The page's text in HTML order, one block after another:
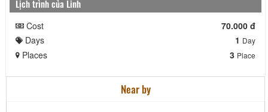
Lịch trình của Linh
Cost
70.000 đ
Days
1 Day
Places 3 Place
Near by